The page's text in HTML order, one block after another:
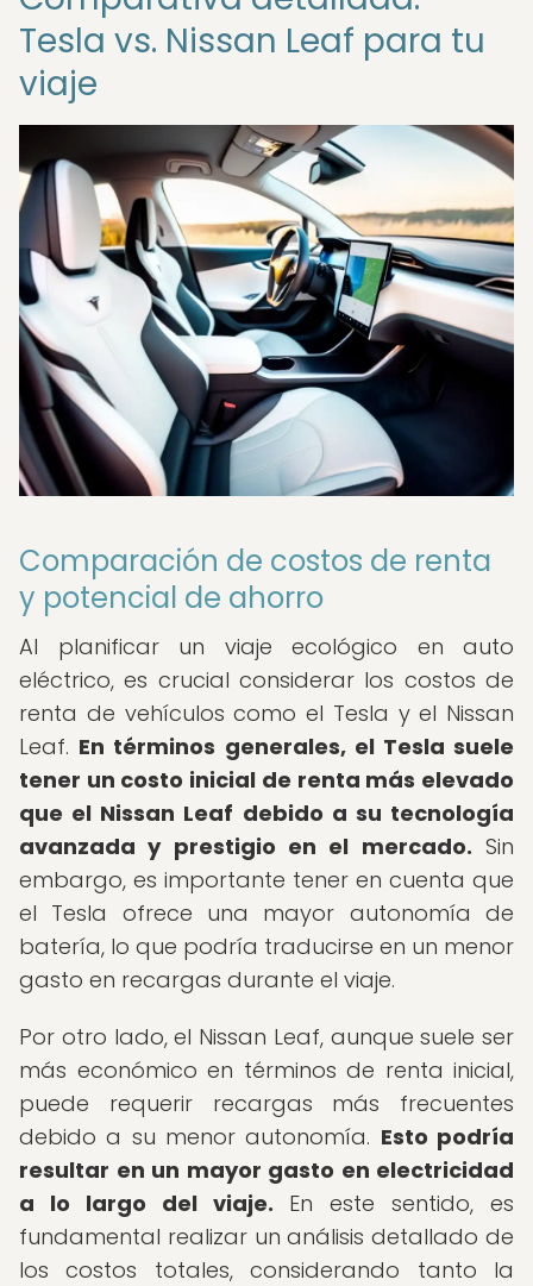
Tesla vs. Nissan Leaf para tu
viaje
Comparación de costos de renta
y potencial de ahorro
Al planificar un viaje ecológico en auto
eléctrico, es crucial considerar los costos de
renta de vehículos como el Tesla y el Nissan
Leaf. En términos generales, el Tesla suele
tener un costo inicial de renta más elevado
que el Nissan Leaf debido a su tecnología
avanzada y prestigio en el mercado. Sin
embargo, es importante tener en cuenta que
el Tesla ofrece una mayor autonomía de
batería, lo que podría traducirse en un menor
gasto en recargas durante el viaje.
Por otro lado, el Nissan Leaf, aunque suele ser
más económico en términos de renta inicial,
puede requerir recargas más frecuentes
debido a su menor autonomía. Esto podría
resultar en un mayor gasto en electricidad
a lo largo del viaje. En este sentido, es
fundamental realizar un análisis detallado de
los costos totales, considerando tanto la